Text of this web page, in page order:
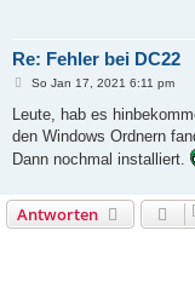
Re: Fehler bei DC22
B
i
r
a
g
So Jan 17, 2021 6:11 pm
Leute, hab es
den Windows Ordnern
Dann nochmal installiert.
Antworten